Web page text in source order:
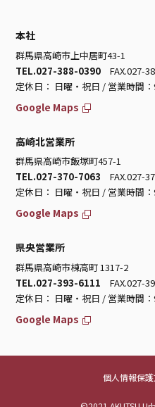
本社
群馬県高崎市上中居町43-1
TEL.027-388-0390 FAX.027-
定休日： 日曜・祝日 / 営業時間
Google Maps
高崎北営業所
群馬県高崎市飯塚町457-1
TEL.027-370-7063 FAX.027-
定休日： 日曜・祝日 / 営業時間
Google Maps
県央営業所
群馬県高崎市棟高町 1317-2
TEL.027-393-6111 FAX.027-
定休日： 日曜・祝日 / 営業時間
Google Maps
個人情報保